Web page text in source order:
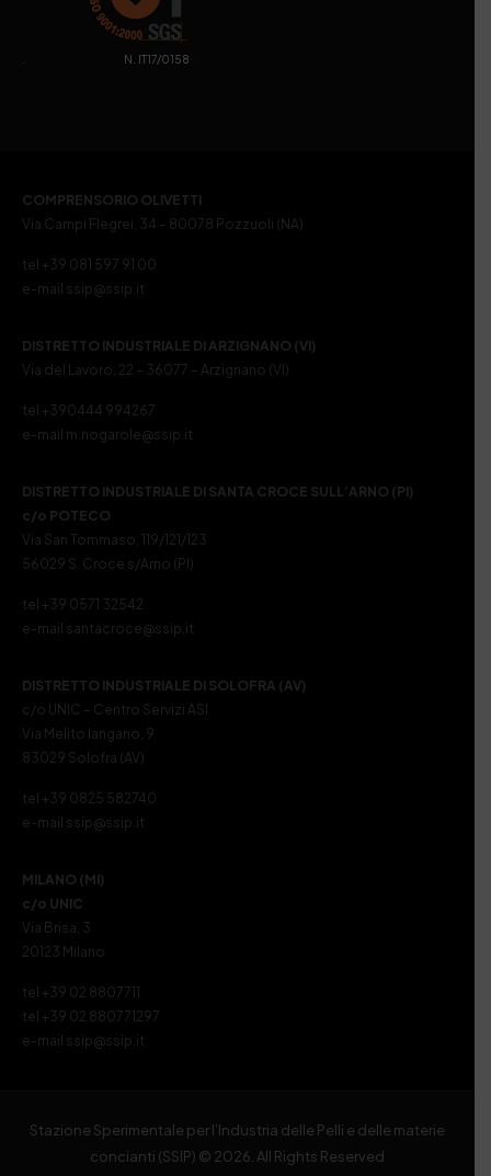
. N. IT17/0158
COMPRENSORIO OLIVETTI
Via Campi Flegrei, 34 – 80078 Pozzuoli (NA)
tel +39 081 597 91 00
e-mail ssip@ssip.it
DISTRETTO INDUSTRIALE DI ARZIGNANO (VI)
Via del Lavoro, 22 – 36077 – Arzignano (VI)
tel +390444 994267
e-mail m.nogarole@ssip.it
DISTRETTO INDUSTRIALE DI SANTA CROCE SULL’ARNO (PI)
c/o POTECO
Via San Tommaso, 119/121/123
56029 S. Croce s/Arno (PI)
tel +39 0571 32542
e-mail santacroce@ssip.it
DISTRETTO INDUSTRIALE DI SOLOFRA (AV)
c/o UNIC – Centro Servizi ASI
Via Melito Iangano, 9
83029 Solofra (AV)
tel +39 0825 582740
e-mail ssip@ssip.it
MILANO (MI)
c/o UNIC
Via Brisa, 3
20123 Milano
tel +39 02 8807711
tel +39 02 880771297
e-mail ssip@ssip.it
Stazione Sperimentale per l’Industria delle Pelli e delle materie
concianti (SSIP) © 2026. All Rights Reserved